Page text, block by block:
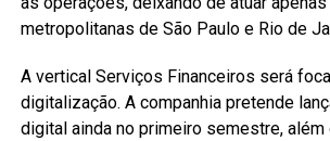
metropolitanas de São Paulo e Rio de
A vertical Serviços Financeiros será
digitalização. A companhia pretende
digital ainda no primeiro semestre, além